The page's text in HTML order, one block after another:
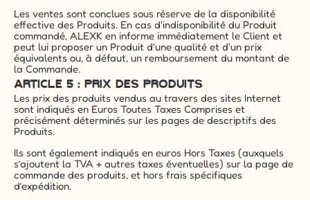
Les ventes sont conclues sous réserve de la disponibilité
effective des Produits. En cas d'indisponibilité du Produit
commandé, ALEXK en informe immédiatement le Client et
peut lui proposer un Produit d'une qualité et d'un prix
équivalents ou, à défaut, un remboursement du montant de
la Commande.
ARTICLE 5 : PRIX DES PRODUITS
Les prix des produits vendus au travers des sites Internet
sont indiqués en Euros Toutes Taxes Comprises et
précisément déterminés sur les pages de descriptifs des
Produits.
Ils sont également indiqués en euros Hors Taxes (auxquels
s’ajoutent la TVA + autres taxes éventuelles) sur la page de
commande des produits, et hors frais spécifiques
d’expédition.